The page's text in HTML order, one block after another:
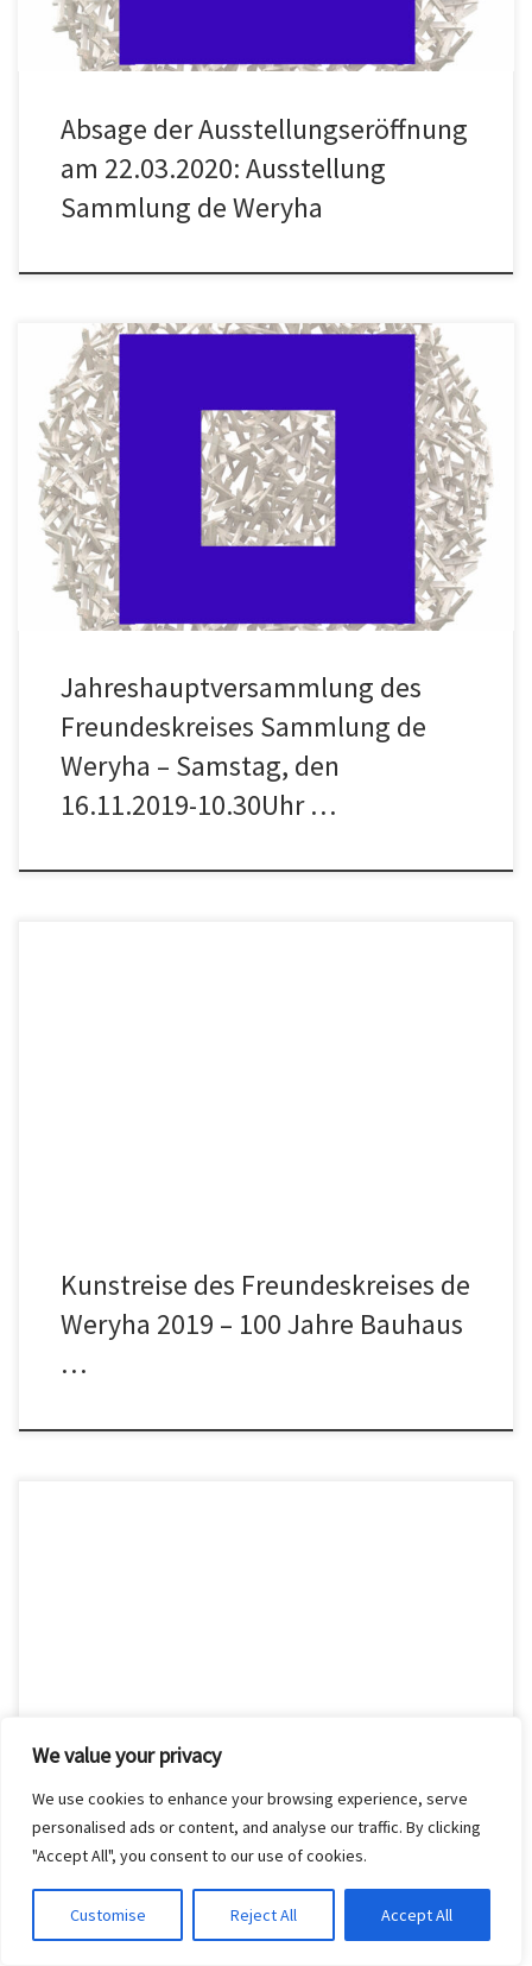
We value your privacy
We use cookies to enhance your browsing experience, serve
personalised ads or content, and analyse our traffic. By clicking
"Accept All", you consent to our use of cookies.
Customise Reject All Accept All
Absage der Ausstellungseröffnung
am 22.03.2020: Ausstellung
Sammlung de Weryha
Liebe Freunde, hiermit lade ich Euch ein zur
Jahreshauptversammlung des Freundeskreises Sammlung de
Weryha. Sie findet statt am Samstag, den 16. November 2019 um
10.30 Uhr im Atelier Jan de Weryha Reinbeker Redder 81
21031 Hamburg. Vorschlag zur Tagesordnung: Begrüßung und
Eröffnung Feststellung […]
Jahreshauptversammlung des
Freundeskreises Sammlung de
Weryha – Samstag, den
16.11.2019-10.30Uhr …
Kunstreise des Freundeskreises de
Weryha 2019 – 100 Jahre Bauhaus
…
Das alljährliche Herbstkonzert –
21.09.2019-17.0 Uhr im Atelier de
Weryha
Translate »